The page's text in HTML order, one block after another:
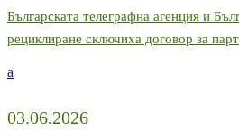
Българската телеграфна агенция и
рециклиране сключиха договор за
a
03.06.2026